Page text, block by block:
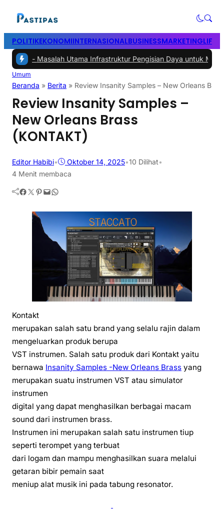
POLITIKEKONOMIINTERNASIONALBUSINESSMARKETING
Utama Infrastruktur Pengisian Daya untuk Mobil Listrik yang
Umum
Beranda » Berita » Review Insanity Samples – New Orleans
Review Insanity Samples –
New Orleans Brass
(KONTAKT)
Editor Habibi• Oktober 14, 2025•10 Dilihat•
4 Menit membaca
Facebook Twitter Pinterest Mail WhatsApp
Kontakt
merupakan salah satu brand yang selalu rajin dalam
mengeluarkan produk berupa
VST instrumen. Salah satu produk dari Kontakt yaitu
bernawa Insanity Samples -New Orleans Brass yang
merupakan suatu instrumen VST atau simulator
instrumen
digital yang dapat menghasilkan berbagai macam
sound dari instrumen brass.
Instrumen ini merupakan salah satu instrumen tiup
seperti terompet yang terbuat
dari logam dan mampu menghasilkan suara melalui
getaran bibir pemain saat
meniup alat musik ini pada tabung resonator.